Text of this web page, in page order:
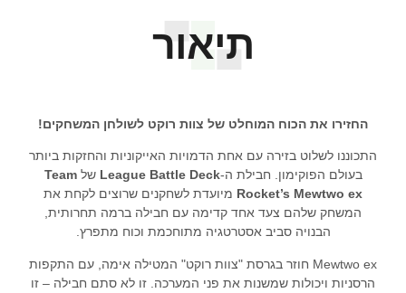
תיאור
החזירו את הכוח המוחלט של צוות רוקט לשולחן המשחקים!
התכוננו לשלוט בזירה עם אחת הדמויות האייקוניות והחזקות ביותר
בעולם הפוקימון. חבילת ה-League Battle Deck שלTeam
Rocket’s Mewtwo ex מיועדת לשחקנים שרוצים לקחת את
המשחק שלהם צעד אחד קדימה עם חבילה ברמה תחרותית,
הבנויה סביב אסטרטגיה מתוחכמת וכוח מתפרץ.
Mewtwo ex חוזר בגרסת "צוות רוקט" המטילה אימה, עם התקפות
הרסניות ויכולות שמשנות את פני המערכה. זו לא סתם חבילה – זו